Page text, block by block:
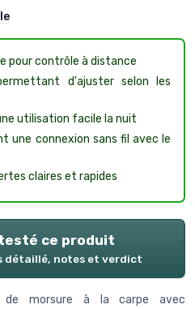
pour contrôle à distance
d'ajuster selon les
utilisation facile la nuit
une connexion sans fil avec le
claires et rapides
ce produit
détaillé, notes et verdict
de morsure à la carpe avec